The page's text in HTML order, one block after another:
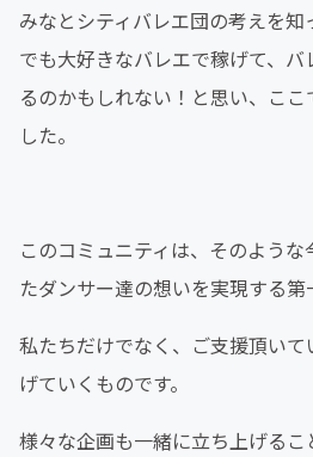
みなとシティバレエ団の考えを
でも大好きなバレエで稼げて、
るのかもしれない！と思い、こ
した。
このコミュニティは、そのよう
たダンサー達の想いを実現する第
私たちだけでなく、ご支援頂い
げていくものです。
様々な企画も一緒に立ち上げるこ